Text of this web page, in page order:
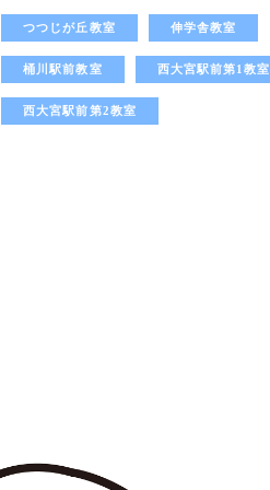
つつじが丘教室 伸学舎教室
桶川駅前教室 西大宮駅前第1教室
西大宮駅前第2教室